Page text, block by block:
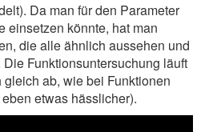
Da man für den Parameter
einsetzen könnte, hat man
die alle ähnlich aussehen und
Funktionsuntersuchung läuft
ab, wie bei Funktionen
etwas hässlicher).